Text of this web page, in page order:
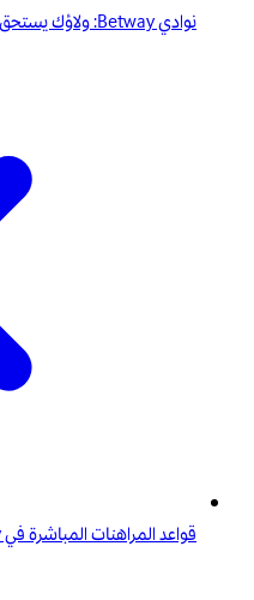
نوادي Betway: ولاؤك يستحق الأفضل
قواعد المراهنات المباشرة في Betway: كل ما تحتاج إلى معرفته